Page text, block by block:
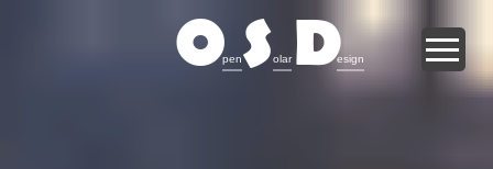
OpenSolar Design